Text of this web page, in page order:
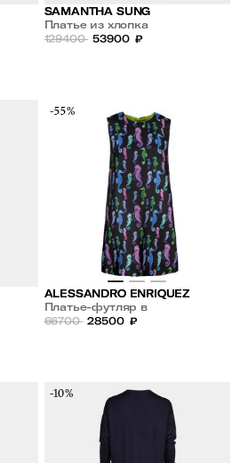
SAMANTHA SUNG
Платье из хлопка
129400 53900 ₽
-55%
ALESSANDRO ENRIQUEZ
Платье-футляр в
разноцветный принт
66700 28500 ₽
-10%